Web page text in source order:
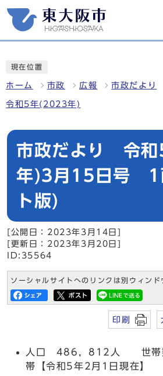
現在位置
ホーム 市政 広報 市政だより
令和5年(2023年)
市政だより 令
年)3月15日号 1
ト版)
[公開日：2023年3月14日]
[更新日：2023年3月20日]
ID:35564
ソーシャルサイトへのリンクは別ウィンド
印刷
人口 486，812人 世帯
帯【令和5年2月1日現在】